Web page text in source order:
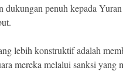
dukungan penuh kepada
lebih konstruktif adalah
mereka melalui sanksi yang